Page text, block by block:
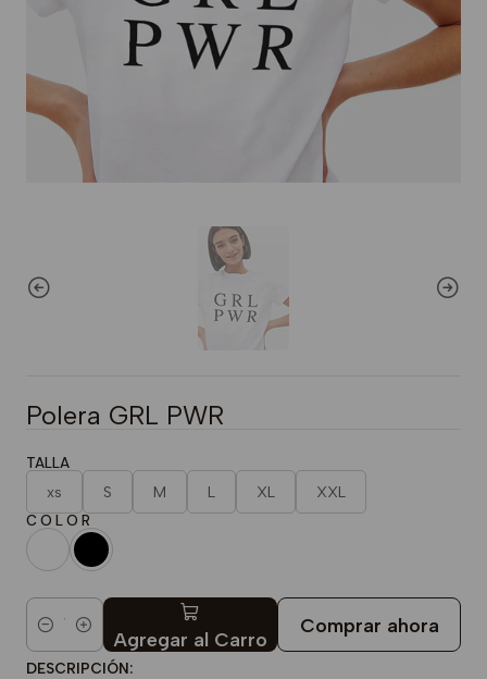
Polera GRL PWR
TALLA
xs S M L XL XXL
C O L O R
Cantidad Agregar al Carro
Comprar ahora
DESCRIPCIÓN: